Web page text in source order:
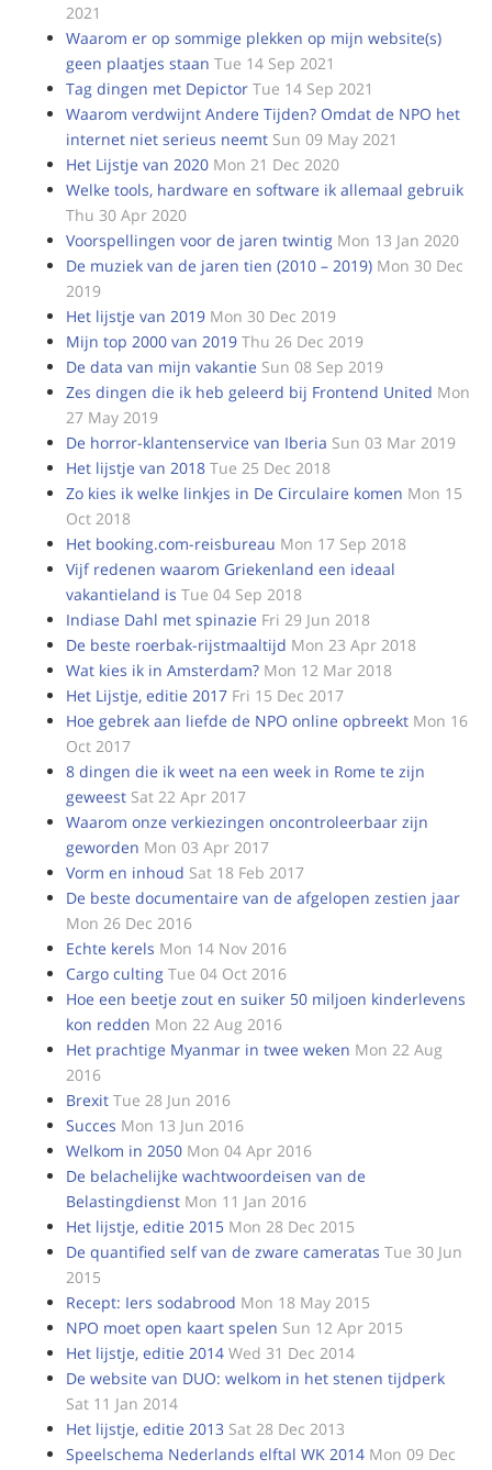
2021
Waarom er op sommige plekken op mijn website(s)
geen plaatjes staan Tue 14 Sep 2021
Tag dingen met Depictor Tue 14 Sep 2021
Waarom verdwijnt Andere Tijden? Omdat de NPO het
internet niet serieus neemt Sun 09 May 2021
Het Lijstje van 2020 Mon 21 Dec 2020
Welke tools, hardware en software ik allemaal gebruik
Thu 30 Apr 2020
Voorspellingen voor de jaren twintig Mon 13 Jan 2020
De muziek van de jaren tien (2010 – 2019) Mon 30 Dec
2019
Het lijstje van 2019 Mon 30 Dec 2019
Mijn top 2000 van 2019 Thu 26 Dec 2019
De data van mijn vakantie Sun 08 Sep 2019
Zes dingen die ik heb geleerd bij Frontend United Mon
27 May 2019
De horror-klantenservice van Iberia Sun 03 Mar 2019
Het lijstje van 2018 Tue 25 Dec 2018
Zo kies ik welke linkjes in De Circulaire komen Mon 15
Oct 2018
Het booking.com-reisbureau Mon 17 Sep 2018
Vijf redenen waarom Griekenland een ideaal
vakantieland is Tue 04 Sep 2018
Indiase Dahl met spinazie Fri 29 Jun 2018
De beste roerbak-rijstmaaltijd Mon 23 Apr 2018
Wat kies ik in Amsterdam? Mon 12 Mar 2018
Het Lijstje, editie 2017 Fri 15 Dec 2017
Hoe gebrek aan liefde de NPO online opbreekt Mon 16
Oct 2017
8 dingen die ik weet na een week in Rome te zijn
geweest Sat 22 Apr 2017
Waarom onze verkiezingen oncontroleerbaar zijn
geworden Mon 03 Apr 2017
Vorm en inhoud Sat 18 Feb 2017
De beste documentaire van de afgelopen zestien jaar
Mon 26 Dec 2016
Echte kerels Mon 14 Nov 2016
Cargo culting Tue 04 Oct 2016
Hoe een beetje zout en suiker 50 miljoen kinderlevens
kon redden Mon 22 Aug 2016
Het prachtige Myanmar in twee weken Mon 22 Aug
2016
Brexit Tue 28 Jun 2016
Succes Mon 13 Jun 2016
Welkom in 2050 Mon 04 Apr 2016
De belachelijke wachtwoordeisen van de
Belastingdienst Mon 11 Jan 2016
Het lijstje, editie 2015 Mon 28 Dec 2015
De quantified self van de zware cameratas Tue 30 Jun
2015
Recept: Iers sodabrood Mon 18 May 2015
NPO moet open kaart spelen Sun 12 Apr 2015
Het lijstje, editie 2014 Wed 31 Dec 2014
De website van DUO: welkom in het stenen tijdperk
Sat 11 Jan 2014
Het lijstje, editie 2013 Sat 28 Dec 2013
Speelschema Nederlands elftal WK 2014 Mon 09 Dec